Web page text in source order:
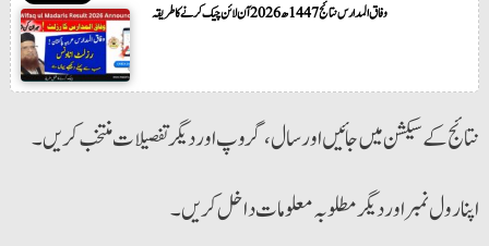
وفاق المدارس نتائج 1447ھ 2026 آن لائن چیک کرنے کا طریقہ
نتائج کے سیکشن میں جائیں اور سال، گروپ اور دیگر تفصیلات منتخب کریں۔
اپنا رول نمبر اور دیگر مطلوبہ معلومات داخل کریں۔